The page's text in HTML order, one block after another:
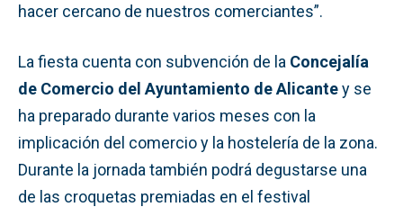
hacer cercano de nuestros comerciantes”.
La fiesta cuenta con subvención de la Concejalía
de Comercio del Ayuntamiento de Alicantey se
ha preparado durante varios meses con la
implicación del comercio y la hostelería de la zona.
Durante la jornada también podrá degustarse una
de las croquetas premiadas en el festival